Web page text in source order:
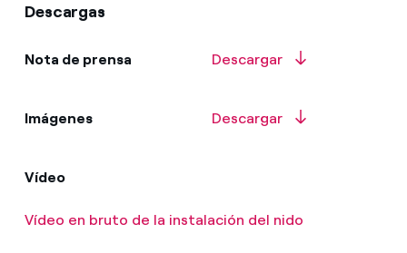
Descargas
Nota de prensa Descargar
Imágenes Descargar
Vídeo
Vídeo en bruto de la instalación del nido